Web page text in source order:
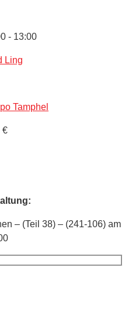
- 13:00
Ling
Tamphel
€
– (Teil 38) – (241-106) am